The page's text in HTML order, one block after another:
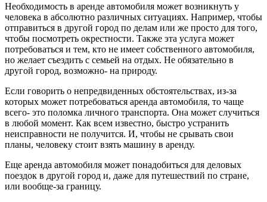
Необходимость в аренде автомобиля может возникнуть у
человека в абсолютно различных ситуациях. Например, чтобы
отправиться в другой город по делам или же просто для того,
чтобы посмотреть окрестности. Также эта услуга может
потребоваться и тем, кто не имеет собственного автомобиля,
но желает съездить с семьей на отдых. Не обязательно в
другой город, возможно- на природу.
Если говорить о непредвиденных обстоятельствах, из-за
которых может потребоваться аренда автомобиля, то чаще
всего- это поломка личного транспорта. Она может случиться
в любой момент. Как всем известно, быстро устранить
неисправности не получится. И, чтобы не срывать свои
планы, человеку стоит взять машину в аренду.
Еще аренда автомобиля может понадобиться для деловых
поездок в другой город и, даже для путешествий по стране,
или вообще-за границу.